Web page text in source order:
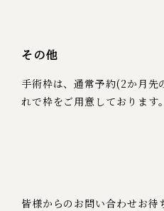
その他
手術枠は、通常予約(2か月先
れで枠をご用意しております。
皆様からのお問い合わせお待